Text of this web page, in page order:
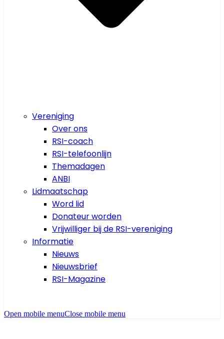
Vereniging
Over ons
RSI-coach
RSI-telefoonlijn
Themadagen
ANBI
Lidmaatschap
Word lid
Donateur worden
Vrijwilliger bij de RSI-vereniging
Informatie
Nieuws
Nieuwsbrief
RSI-Magazine
Open mobile menuClose mobile menu